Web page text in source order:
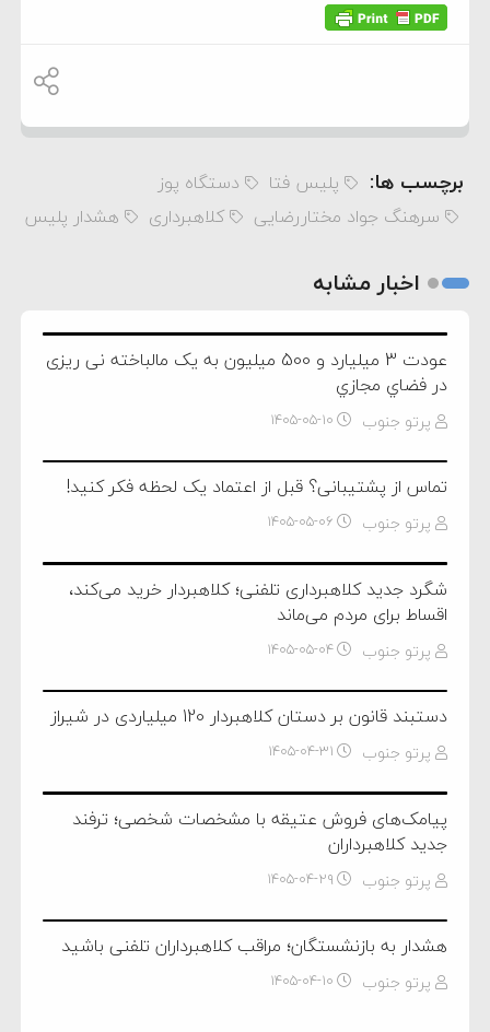
برچسب ها: پلیس فتا
دستگاه پوز
سرهنگ جواد مختاررضایی
کلاهبرداری هشدار پلیس
اخبار مشابه
عودت 3 ميليارد و 500 میلیون به يک مالباخته نی ریزی
در فضاي مجازي
پرتو جنوب ۱۴۰۵-۰۵-۱۰
تماس از پشتیبانی؟ قبل از اعتماد یک لحظه فکر کنید!
پرتو جنوب ۱۴۰۵-۰۵-۰۶
شگرد جدید کلاهبرداری تلفنی؛ کلاهبردار خرید می‌کند،
اقساط برای مردم می‌ماند
پرتو جنوب ۱۴۰۵-۰۵-۰۴
دستبند قانون بر دستان کلاهبردار 120 میلیاردی در شیراز
پرتو جنوب ۱۴۰۵-۰۴-۳۱
پیامک‌های فروش عتیقه با مشخصات شخصی؛ ترفند
جدید کلاهبرداران
پرتو جنوب ۱۴۰۵-۰۴-۲۹
هشدار به بازنشستگان؛ مراقب کلاهبرداران تلفنی باشید
پرتو جنوب ۱۴۰۵-۰۴-۱۰